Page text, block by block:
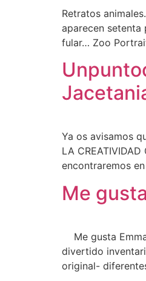
Retratos
aparecen setenta
fular… Zoo
Ya os avisamos
LA
encontraremos
Me gusta
Me gusta
divertido
original-